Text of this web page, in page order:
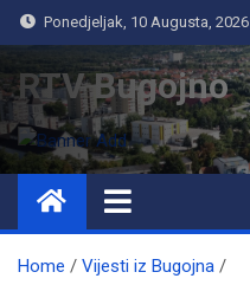
Ponedjeljak, 10 Augusta, 2026
RTV Bugojno
Home
Vijesti iz Bugojna